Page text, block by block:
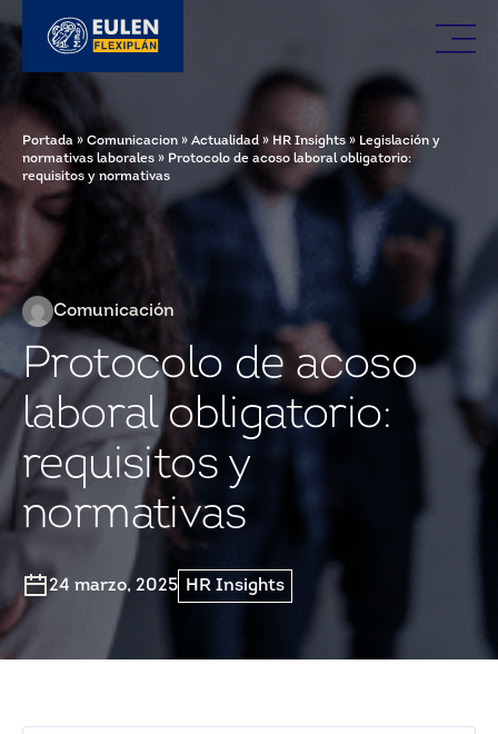
Portada » Comunicacion » Actualidad » HR Insights» Legislación y
normativas laborales » Protocolo de acoso laboral obligatorio:
requisitos y normativas
Comunicación
Protocolo de acoso
laboral obligatorio:
requisitos y
normativas
24 marzo, 2025 HR Insights